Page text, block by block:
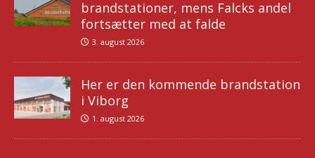
brandstationer, mens Falcks andel
fortsætter med at falde
3. august 2026
Her er den kommende brandstation
i Viborg
1. august 2026